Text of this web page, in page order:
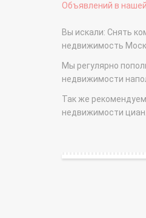
Объявлений в нашей
Вы искали: Снять
недвижимость
Мы регулярно
недвижимости
Так же
недвижимости